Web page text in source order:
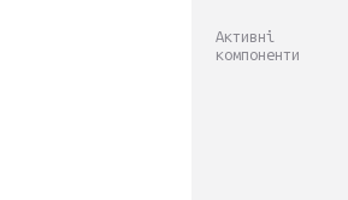
Активні
компоненти